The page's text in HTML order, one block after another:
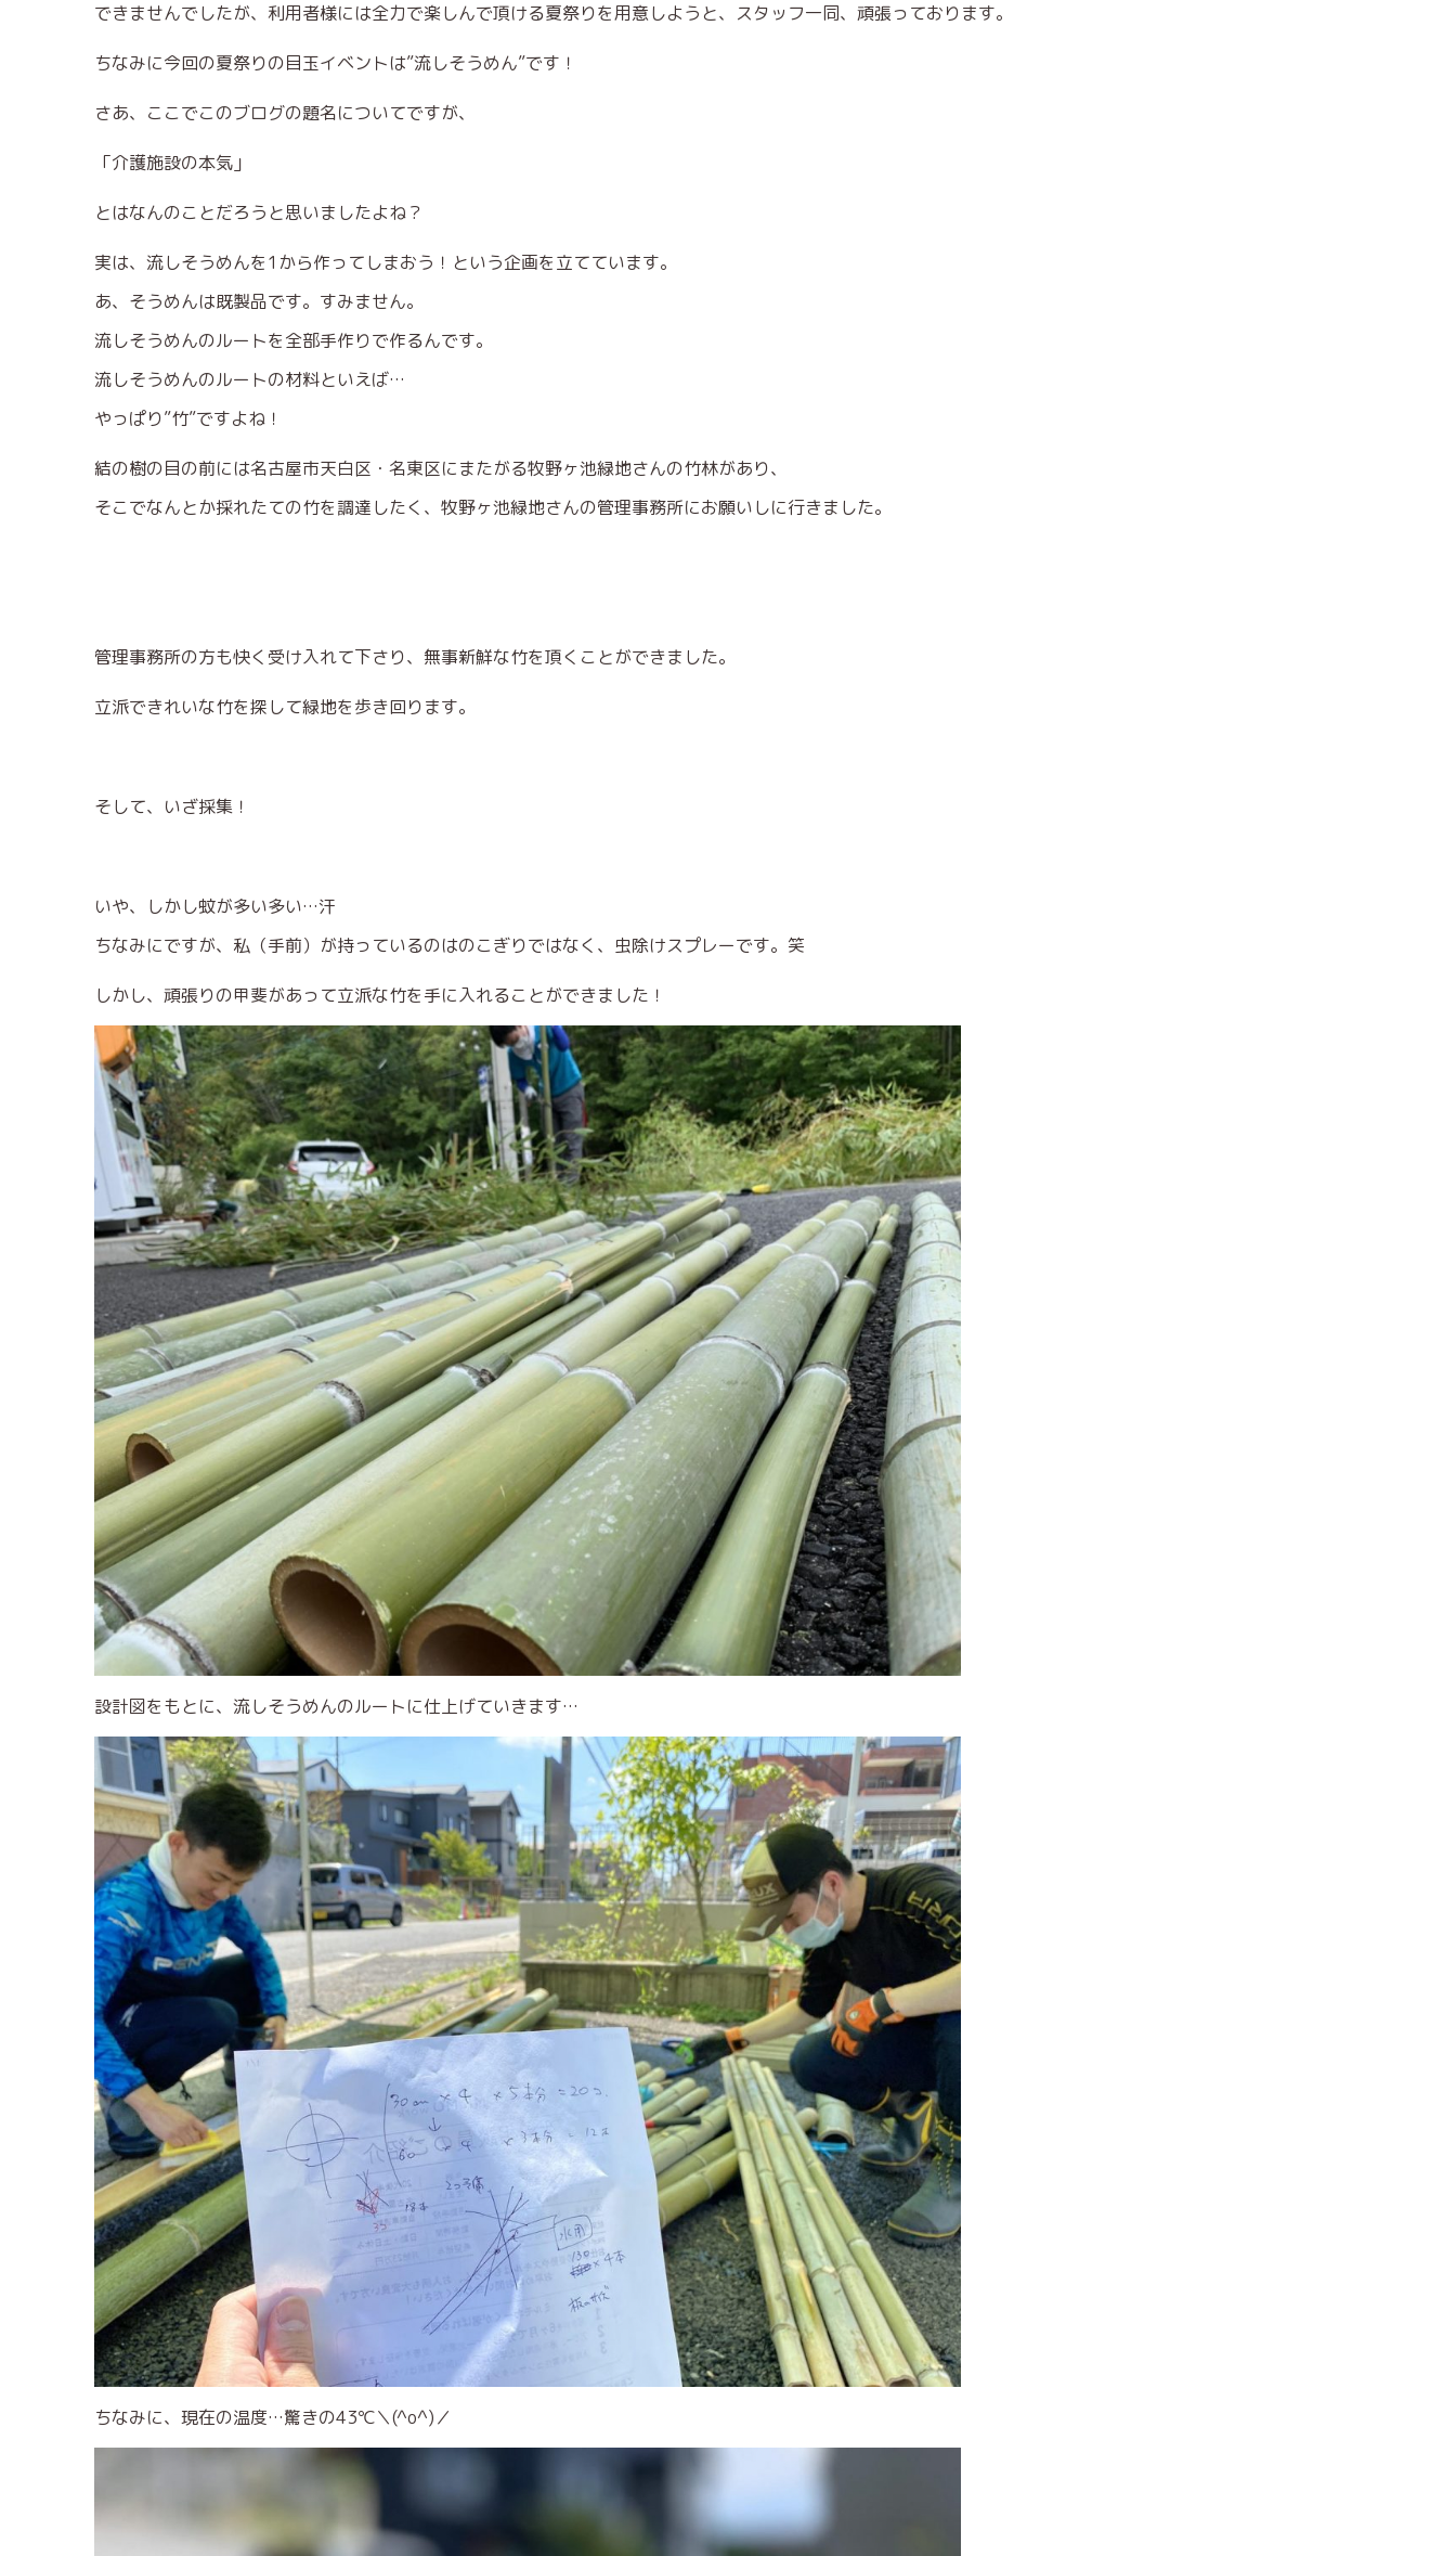
できませんでしたが、利用者様には全力で楽しんで頂ける夏祭りを用意しようと、スタッフ一同、頑張っております。
ちなみに今回の夏祭りの目玉イベントは”流しそうめん”です！
さあ、ここでこのブログの題名についてですが、
「介護施設の本気」
とはなんのことだろうと思いましたよね？
実は、流しそうめんを1から作ってしまおう！という企画を立てています。
あ、そうめんは既製品です。すみません。
流しそうめんのルートを全部手作りで作るんです。
流しそうめんのルートの材料といえば…
やっぱり”竹”ですよね！
結の樹の目の前には名古屋市天白区・名東区にまたがる牧野ヶ池緑地さんの竹林があり、
そこでなんとか採れたての竹を調達したく、牧野ヶ池緑地さんの管理事務所にお願いしに行きました。
管理事務所の方も快く受け入れて下さり、無事新鮮な竹を頂くことができました。
立派できれいな竹を探して緑地を歩き回ります。
そして、いざ採集！
いや、しかし蚊が多い多い…汗
ちなみにですが、私（手前）が持っているのはのこぎりではなく、虫除けスプレーです。笑
しかし、頑張りの甲斐があって立派な竹を手に入れることができました！
設計図をもとに、流しそうめんのルートに仕上げていきます…
ちなみに、現在の温度…驚きの43℃＼(^o^)／